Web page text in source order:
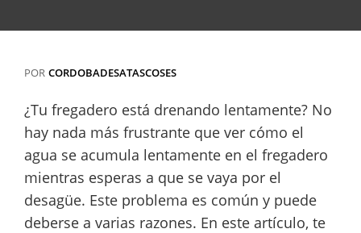
POR CORDOBADESATASCOSES
¿Tu fregadero está drenando lentamente? No
hay nada más frustrante que ver cómo el
agua se acumula lentamente en el fregadero
mientras esperas a que se vaya por el
desagüe. Este problema es común y puede
deberse a varias razones. En este artículo, te